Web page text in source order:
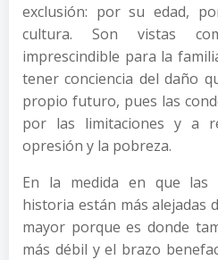
exclusión: por su edad,
cultura. Son vistas
imprescindible para la
tener conciencia del daño
propio futuro, pues las
por las limitaciones y a
opresión y la pobreza.
En la medida en que las
historia están más alejadas
mayor porque es donde
más débil y el brazo